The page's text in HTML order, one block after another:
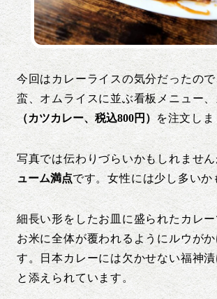
今回はカレーライスの気分だったの
蛮、オムライスに並ぶ看板メニュー、
（カツカレー、税込800円）を注文しま
写真では伝わりづらいかもしれません
ューム満点です。女性には少し多いか
細長い形をしたお皿に盛られたカレ
お米に全体が覆われるようにルウが
す。日本カレーには欠かせない福神
と添えられています。